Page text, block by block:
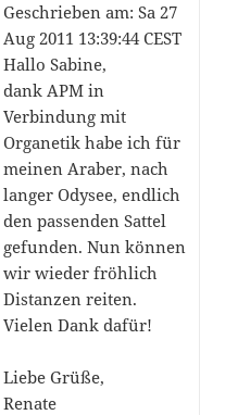
Geschrieben am: Sa 27
Aug 2011 13:39:44 CEST
Hallo Sabine,
dank APM in
Verbindung mit
Organetik habe ich für
meinen Araber, nach
langer Odysee, endlich
den passenden Sattel
gefunden. Nun können
wir wieder fröhlich
Distanzen reiten.
Vielen Dank dafür!
Liebe Grüße,
Renate